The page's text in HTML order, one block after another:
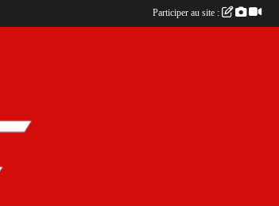
Participer au site :